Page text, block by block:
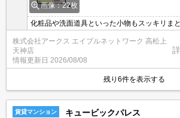
画像：22枚
化粧品や洗面道具といった小物もスッキリま
洗面台があります。セキュリティ面は、TVイ
ックなど充実しているので安心して生活でき
ト・シューズボックスなど豊富なので、広々
も可能です。敷地内駐車場に空きありなので
いにくいです。
株式会社アークス エイブルネットワーク 高松上
天神店
情報更新日 2026/08/08
残り6件を表示する
賃貸マンション キュービックパレス